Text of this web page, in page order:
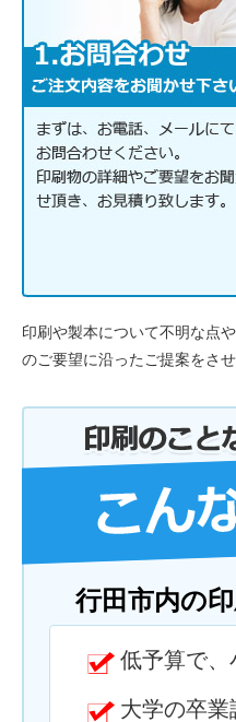
印刷や製本について不明な点
のご要望に沿ったご提案をさせ
行田市内の
低予算で、
大学の卒